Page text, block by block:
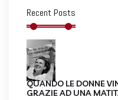
Recent Posts
QUANDO LE DONNE
GRAZIE AD UNA